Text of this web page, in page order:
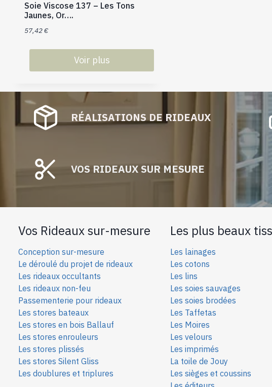
Soie Viscose 137 – Les Tons
Jaunes, Or….
57,42€
Voir plus
produit
a
plusieurs
variations.
peuvent
être
choisies
du
produit
RÉALISATIONS DE RIDEAUX
VOS RIDEAUX SUR MESURE
Vos Rideaux sur-mesure
Conception sur-mesure
Le déroulé du projet de rideaux
Les rideaux occultants
Les rideaux non-feu
Passementerie pour rideaux
Les stores bateaux
Les stores en bois Ballauf
Les stores enrouleurs
Les stores plissés
Les stores Silent Gliss
Les doublures et triplures
Les plus beaux
Les lainages
Les cotons
Les lins
Les soies sauvages
Les soies brodées
Les Taffetas
Les Moires
Les velours
Les imprimés
La toile de Jouy
Les sièges et coussins